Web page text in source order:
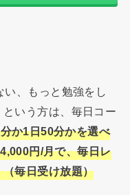
、もっと勉強をし
いう方は、毎日コー
か1日50分かを選べ
円/月で、毎日レ
毎日受け放題）